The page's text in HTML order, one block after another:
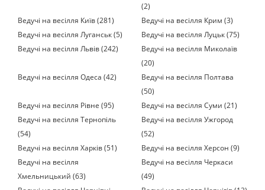
(2)
Ведучі на весілля Київ (281)
Ведучі на весілля Крим (3)
Ведучі на весілля Луганськ (5)
Ведучі на весілля Луцьк (75)
Ведучі на весілля Львів (242)
Ведучі на весілля Миколаїв
(20)
Ведучі на весілля Одеса (42)
Ведучі на весілля Полтава
(50)
Ведучі на весілля Рівне (95)
Ведучі на весілля Суми (21)
Ведучі на весілля Тернопіль
(54)
Ведучі на весілля Ужгород
(52)
Ведучі на весілля Харків (51)
Ведучі на весілля Херсон (9)
Ведучі на весілля
Хмельницький (63)
Ведучі на весілля Черкаси
(49)